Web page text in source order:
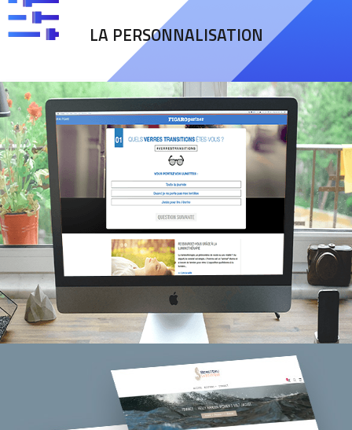
LA PERSONNALISATION